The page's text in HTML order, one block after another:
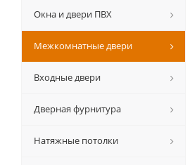
Окна и двери ПВХ
Межкомнатные двери
Входные двери
Дверная фурнитура
Натяжные потолки